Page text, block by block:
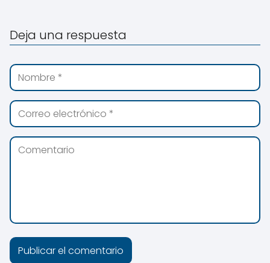
Deja una respuesta